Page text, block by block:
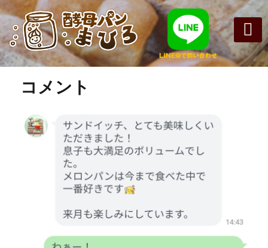
前の画像 次の画像
コメント